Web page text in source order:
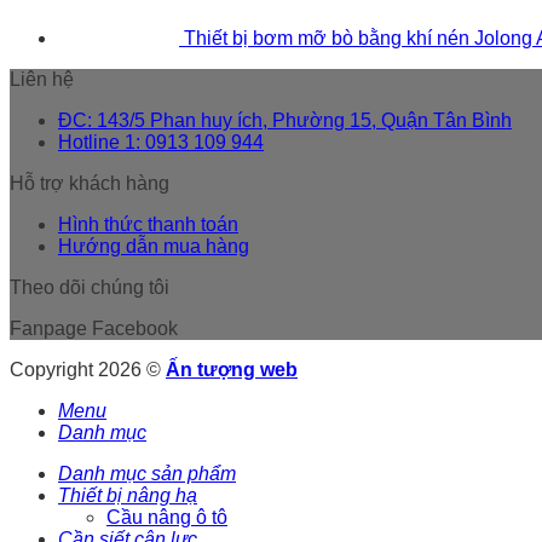
Thiết bị bơm mỡ bò bằng khí nén Jolong
Liên hệ
ĐC: 143/5 Phan huy ích, Phường 15, Quận Tân Bình
Hotline 1: 0913 109 944
Hỗ trợ khách hàng
Hình thức thanh toán
Hướng dẫn mua hàng
Theo dõi chúng tôi
Fanpage Facebook
Copyright 2026 © Ấn tượng web
Menu
Danh mục
Danh mục sản phẩm
Thiết bị nâng hạ
Cầu nâng ô tô